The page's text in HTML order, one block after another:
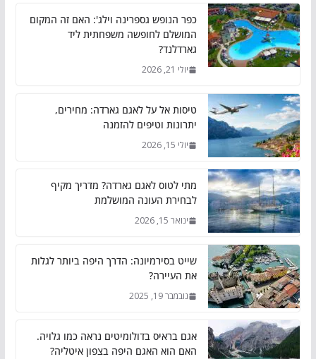
כפר הנופש גספרינה וילג': האם זה המקום
המושלם לחופשה משפחתית ליד
גארדלנד?
יולי 21, 2026
טיסות אל על לאגם גארדה: מחירים,
יתרונות וטיפים להזמנה
יולי 15, 2026
מתי לטוס לאגם גארדה? מדריך מקיף
לבחירת העונה המושלמת
ינואר 15, 2026
שייט בסירמיונה: הדרך היפה ביותר לגלות
את העיירה?
נובמבר 19, 2025
אגם בראיס בדולומיטים נראה כמו גלויה.
האם הוא האגם היפה בצפון איטליה?